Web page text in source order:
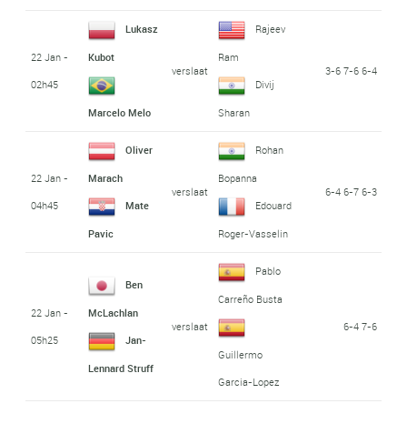
22 Jan -
02h45
Lukasz
Kubot
Marcelo Melo
verslaat
Rajeev
Ram
Divij
Sharan
3-6 7-6 6-4
22 Jan -
04h45
Oliver
Marach
Mate
Pavic
verslaat
Rohan
Bopanna
Edouard
Roger-Vasselin
6-4 6-7 6-3
22 Jan -
05h25
Ben
McLachlan
Jan-
Lennard Struff
verslaat
Pablo
Carreño Busta
Guillermo
Garcia-Lopez
6-4 7-6